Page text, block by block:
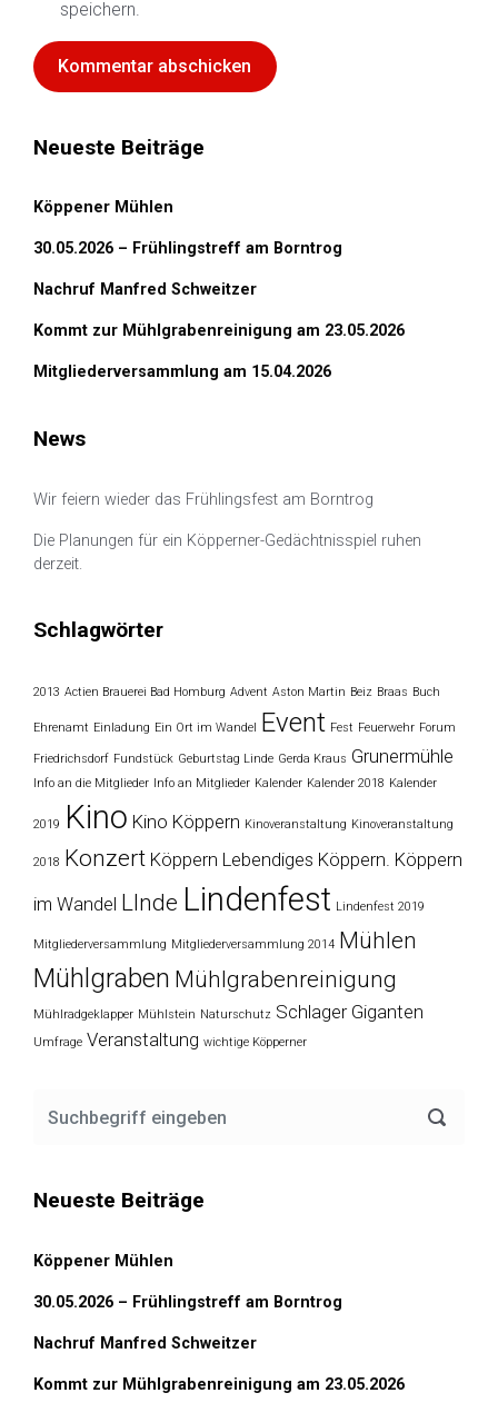
speichern.
Neueste Beiträge
Köppener Mühlen
30.05.2026 – Frühlingstreff am Borntrog
Nachruf Manfred Schweitzer
Kommt zur Mühlgrabenreinigung am 23.05.2026
Mitgliederversammlung am 15.04.2026
News
Wir feiern wieder das Frühlingsfest am Borntrog
Die Planungen für ein Köpperner-Gedächtnisspiel ruhen
derzeit.
Schlagwörter
2013 Actien Brauerei Bad Homburg Advent Aston Martin Beiz Braas Buch
Ehrenamt Einladung Ein Ort im Wandel Event Fest Feuerwehr Forum
Friedrichsdorf Fundstück Geburtstag Linde Gerda Kraus Grunermühle
Info an die Mitglieder Info an Mitglieder Kalender Kalender 2018 Kalender
2019 Kino Kino Köppern Kinoveranstaltung Kinoveranstaltung
2018 Konzert Köppern Lebendiges Köppern. Köppern
im Wandel LInde Lindenfest Lindenfest 2019
Mitgliederversammlung Mitgliederversammlung 2014 Mühlen
Mühlgraben Mühlgrabenreinigung
Mühlradgeklapper Mühlstein Naturschutz Schlager Giganten
Umfrage Veranstaltung wichtige Köpperner
Neueste Beiträge
Köppener Mühlen
30.05.2026 – Frühlingstreff am Borntrog
Nachruf Manfred Schweitzer
Kommt zur Mühlgrabenreinigung am 23.05.2026